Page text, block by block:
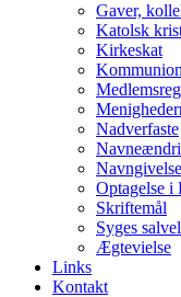
Gaver,
Katolsk
Kirkeskat
Kommunion
Nadverfaste
Navngivelse
Optagelse i
Skriftemål
Syges
Ægtevielse
Links
Kontakt